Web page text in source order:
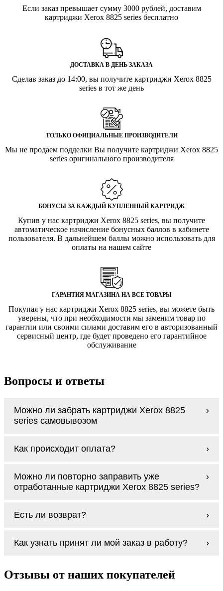
Если заказ превышает сумму 3000 рублей, доставим
картриджи Xerox 8825 series бесплатно
ДОСТАВКА В ДЕНЬ ЗАКАЗА
Сделав заказ до 14:00, вы получите картриджи Xerox 8825
series в тот же день
ТОЛЬКО ОФИЦИАЛЬНЫЕ ПРОИЗВОДИТЕЛИ
Мы не продаем подделки Вы получите картриджи Xerox 8825
series оригинального производителя
БОНУСЫ ЗА КАЖДЫЙ КУПЛЕННЫЙ КАРТРИДЖ
Купив у нас картриджи Xerox 8825 series, вы получите
автоматическое начисление бонусных баллов в кабинете
пользователя. В дальнейшем баллы можно использовать для
оплаты на нашем сайте
ГАРАНТИЯ МАГАЗИНА НА ВСЕ ТОВАРЫ
Покупая у нас картриджи Xerox 8825 series, вы можете быть
уверены, что при необходимости мы заменим товар по
гарантии или своими силами доставим его в авторизованный
сервисный центр, где будет проведено его гарантийное
обслуживание
Вопросы и ответы
Можно ли забрать картриджи Xerox 8825
series самовывозом
доставим заказ и сделаем это бесплатно
Мы гарантируем цельность упаковки, когда
доставляем Вам картриджи Xerox 8825
series
Как происходит оплата?
наличными курьеру при получении заказа.
Можно ли повторно заправить уже
отработанные картриджи Xerox 8825 series?
процесс проще, в случае с оригиналами
В любом случае вы можете заправить
картриджи Xerox 8825 series. У нас можно
моделей принтеров.
Есть ли возврат?
то причине вам не подошли, мы при первом
Как узнать принят ли мой заказ в работу?
Xerox 8825 series на указанную вами
электронную почту придёт письмо с копией
Отзывы от наших покупателей